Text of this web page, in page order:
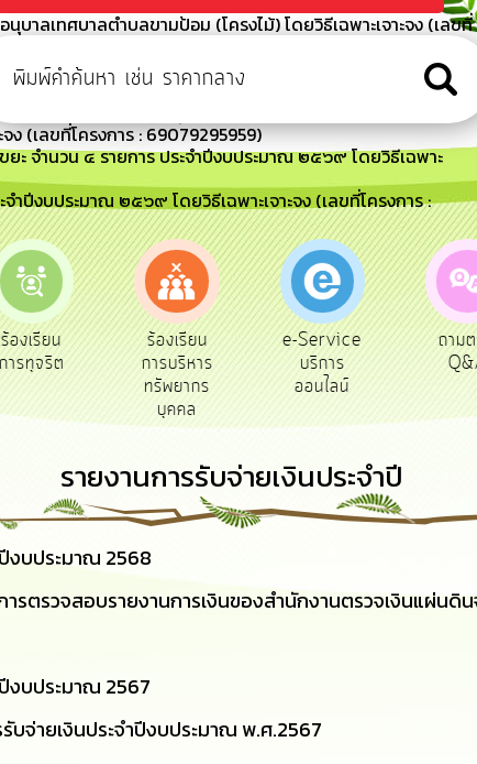
บาลเทศบาลตำบลขามป้อม (โครงไม้) โดยวิธีเฉพาะเจาะจง (เลขที่
อม เรื่อง การจัดซื้อจัดจ้างภาครัฐด้วยอิเล็กทรอนิกส์ (แบบ สขร
รับอากาศ (โรงเรียนอนุบาลเทศบาลตำบลขามป้อม) ประจำ
ง (เลขที่โครงการ : 69079295959)
ะ จำนวน ๔ รายการ ประจำปีงบประมาณ ๒๕๖๙ โดยวิธีเฉพาะ
ปีงบประมาณ ๒๕๖๙ โดยวิธีเฉพาะเจาะจง (เลขที่โครงการ :
ร้องเรียน
การบริหาร
e-Service
บริการ
ออนไลน์
ถามตอบ
Q&A
รายงานการรับจ่ายเงินประจำปี
งบประมาณ 2568
รตรวจสอบรายงานการเงินของสำนักงานตรวจเงินแผ่นดิ
งบประมาณ 2567
บจ่ายเงินประจำปีงบประมาณ พ.ศ.2567